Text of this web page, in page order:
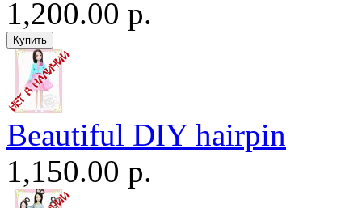
1,200.00 р.
Beautiful DIY hairpin
1,150.00 р.